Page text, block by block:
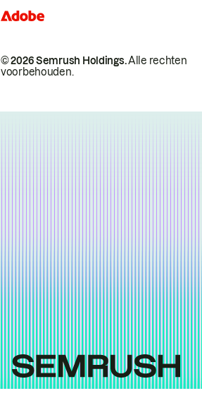
© 2026 Semrush Holdings.Alle rechten
voorbehouden.